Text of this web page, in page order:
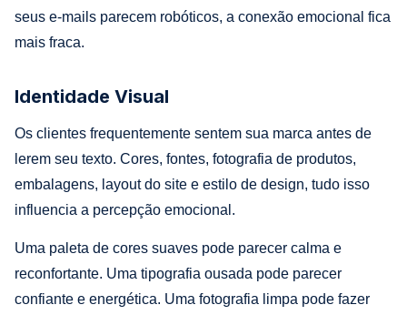
seus e-mails parecem robóticos, a conexão emocional fica
mais fraca.
Identidade Visual
Os clientes frequentemente sentem sua marca antes de
lerem seu texto. Cores, fontes, fotografia de produtos,
embalagens, layout do site e estilo de design, tudo isso
influencia a percepção emocional.
Uma paleta de cores suaves pode parecer calma e
reconfortante. Uma tipografia ousada pode parecer
confiante e energética. Uma fotografia limpa pode fazer